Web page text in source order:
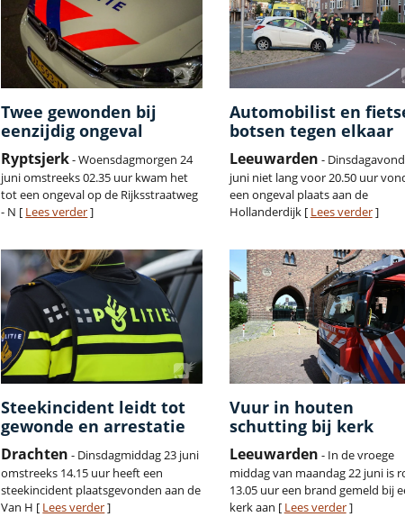
Twee gewonden bij
eenzijdig ongeval
Ryptsjerk- Woensdagmorgen 24
juni omstreeks 02.35 uur kwam het
tot een ongeval op de Rijksstraatweg
- N [ Lees verder]
Automobilist en
botsen tegen elkaar
Leeuwarden -
juni niet lang voor 20.50 uur
een ongeval plaats aan de
Hollanderdijk [ Lees verder]
Steekincident leidt tot
gewonde en arrestatie
Drachten - Dinsdagmiddag 23 juni
omstreeks 14.15 uur heeft een
steekincident plaatsgevonden aan de
Van H [ Lees verder]
Vuur in houten
schutting bij kerk
Leeuwarden - In de vroege
middag van maandag 22 juni is
13.05 uur een brand gemeld bij
kerk aan [ Lees verder]